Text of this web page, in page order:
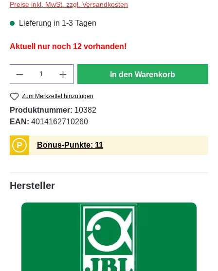
Preise inkl. MwSt. zzgl. Versandkosten
Lieferung in 1-3 Tagen
Aktuell nur noch 12 vorhanden!
In den Warenkorb
Zum Merkzettel hinzufügen
Produktnummer: 10382
EAN: 4014162710260
P Bonus-Punkte: 11
Hersteller